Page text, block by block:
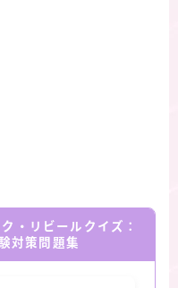
・リビールクイズ：
対策問題集